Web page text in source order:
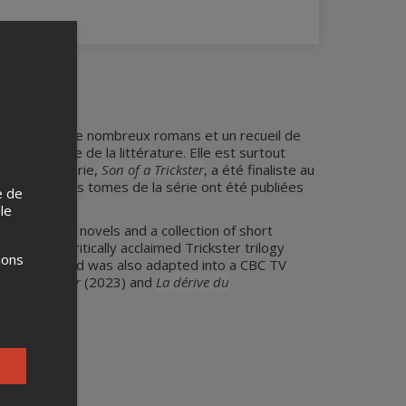
a publié de nombreux romans et un recueil de
au monde de la littérature. Elle est surtout
de la série, Son of a Trickster, a été finaliste au
premiers tomes de la série ont été publiées
numerous novels and a collection of short
for her critically acclaimed Trickster trilogy
Prize, and was also adapted into a CBC TV
du Trickster (2023) and La dérive du
de